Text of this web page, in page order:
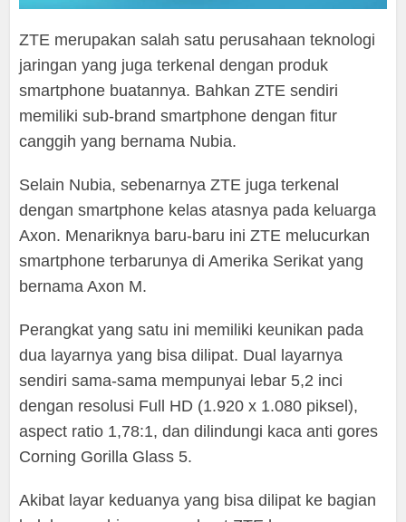
ZTE merupakan salah satu perusahaan teknologi
jaringan yang juga terkenal dengan produk
smartphone buatannya. Bahkan ZTE sendiri
memiliki sub-brand smartphone dengan fitur
canggih yang bernama Nubia.
Selain Nubia, sebenarnya ZTE juga terkenal
dengan smartphone kelas atasnya pada keluarga
Axon. Menariknya baru-baru ini ZTE melucurkan
smartphone terbarunya di Amerika Serikat yang
bernama Axon M.
Perangkat yang satu ini memiliki keunikan pada
dua layarnya yang bisa dilipat. Dual layarnya
sendiri sama-sama mempunyai lebar 5,2 inci
dengan resolusi Full HD (1.920 x 1.080 piksel),
aspect ratio 1,78:1, dan dilindungi kaca anti gores
Corning Gorilla Glass 5.
Akibat layar keduanya yang bisa dilipat ke bagian